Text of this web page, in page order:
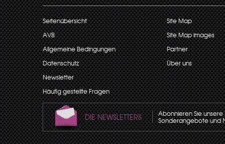
Seitenübersicht
AVB
Allgemeine Bedingungen
Datenschutz
Newsletter
Häufig gestellte Fragen
Site Map
Site Map images
Partner
Über uns
DIE NEWSLETTERS Abonnieren Sie
Sonderangebote und